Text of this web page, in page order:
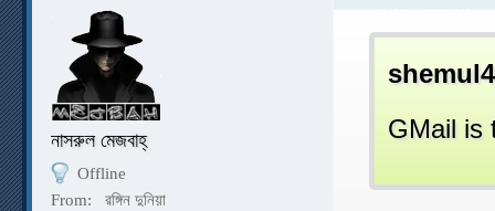
নাসরুল মেজবাহ্
Offline
From:
রঙ্গিন দুনিয়া
GMail is